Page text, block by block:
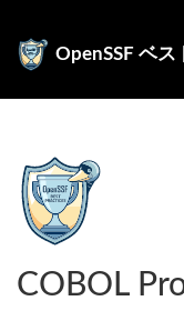
OpenSSF ベス
COBOL